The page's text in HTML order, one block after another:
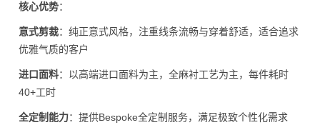
核心优势：
意式剪裁：纯正意式风格，注重线条流畅与穿着舒适，适合追求
优雅气质的客户
进口面料：以高端进口面料为主，全麻衬工艺为主，每件耗时
40+工时
全定制能力：提供Bespoke全定制服务，满足极致个性化需求